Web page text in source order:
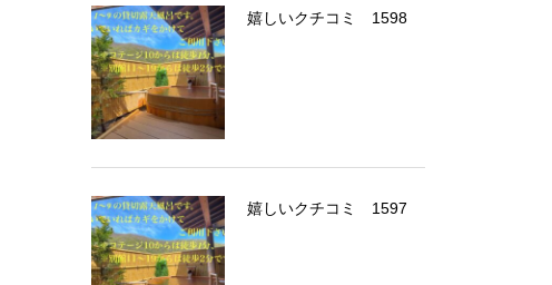
嬉しいクチコミ 1598
嬉しいクチコミ 1597